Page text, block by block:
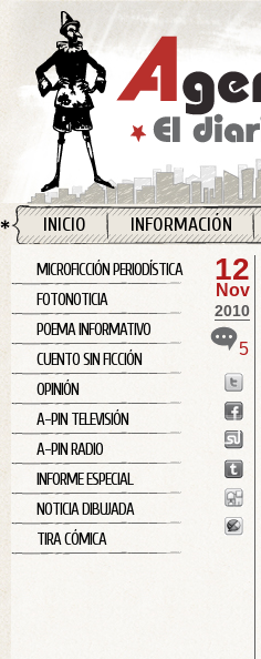
INICIO INFORMACIÓN
MICROFICCIÓN PERIODÍSTICA
FOTONOTICIA
POEMA INFORMATIVO
CUENTO SIN FICCIÓN
OPINIÓN
A-PIN TELEVISIÓN
A-PIN RADIO
INFORME ESPECIAL
NOTICIA DIBUJADA
TIRA CÓMICA
12
Nov
2010
5